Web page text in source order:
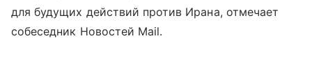
для будущих действий против Ирана, отмечает
собеседник Новостей Mail.